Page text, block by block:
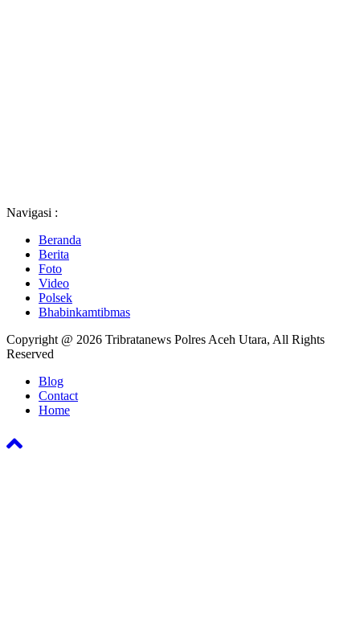
Navigasi :
Beranda
Berita
Foto
Video
Polsek
Bhabinkamtibmas
Copyright @ 2026 Tribratanews Polres Aceh Utara, All Rights
Reserved
Blog
Contact
Home